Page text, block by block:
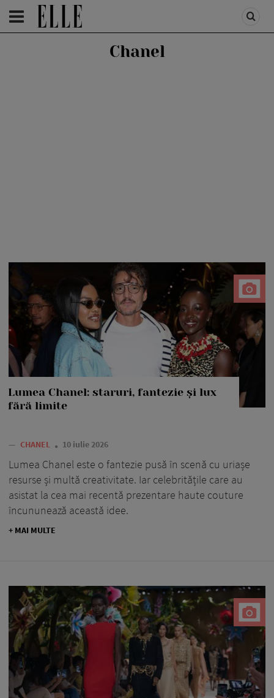
HOMEPAGE /PEOPLE
Chanel
Lumea Chanel: staruri, fantezie și lux
fără limite
— CHANEL 10 iulie 2026
Lumea Chanel este o fantezie pusă în scenă cu uriașe
resurse și multă creativitate. Iar celebritățile care au
asistat la cea mai recentă prezentare haute couture
încununează această idee.
+ MAI MULTE